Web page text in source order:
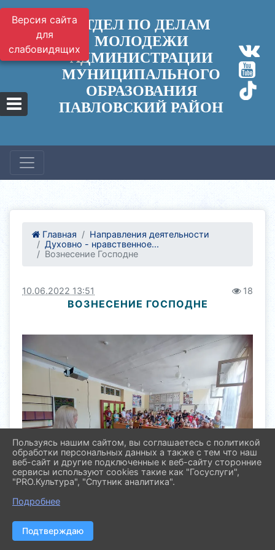
Версия сайта
для
слабовидящих
ОТДЕЛ ПО ДЕЛАМ
МОЛОДЕЖИ
АДМИНИСТРАЦИИ
МУНИЦИПАЛЬНОГО
ОБРАЗОВАНИЯ
ПАВЛОВСКИЙ РАЙОН
Главная
Направления деятельности
Духовно - нравственное...
Вознесение Господне
10.06.2022 13:51 18
ВОЗНЕСЕНИЕ ГОСПОДНЕ
Специалистами МКУ "Молодежный центр
"Параллель", в рамках духовно-
Пользуясь нашим сайтом, вы соглашаетесь с политикой
обработки персональных данных а также с тем что наш
веб-сайт и другие подключенные к веб-сайту сторонние
сервисы используют cookies такие как "Госуслуги",
"PRO.Культура", "Спутник аналитика".
Подробнее
Подтверждаю